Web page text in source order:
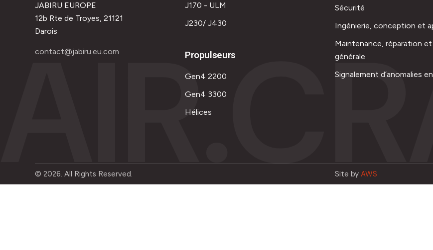
JABIRU EUROPE
12b Rte de Troyes, 21121
Darois
contact@jabiru.eu.com
J170 - ULM
J230/ J430
Propulseurs
Gen4 2200
Gen4 3300
Hélices
Sécurité
Ingénierie, conception et
Maintenance, réparation
générale
Signalement d’anomalies
© 2026. All Rights Reserved. Site by AWS